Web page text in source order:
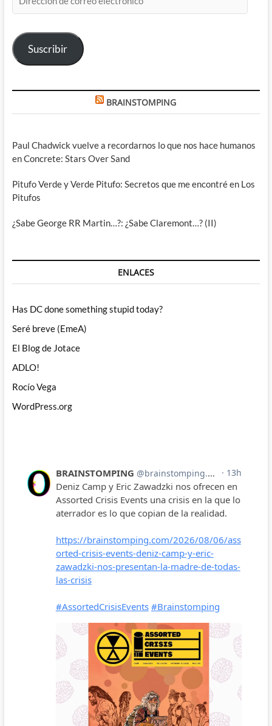
de
electrónico
Suscribir
BRAINSTOMPING
Paul Chadwick vuelve a recordarnos lo que nos hace humanos
en Concrete: Stars Over Sand
Pitufo Verde y Verde Pitufo: Secretos que me encontré en Los
Pitufos
¿Sabe George RR Martin…?: ¿Sabe Claremont…? (II)
ENLACES
Has DC done something stupid today?
Seré breve (EmeA)
El Blog de Jotace
ADLO!
Rocío Vega
WordPress.org